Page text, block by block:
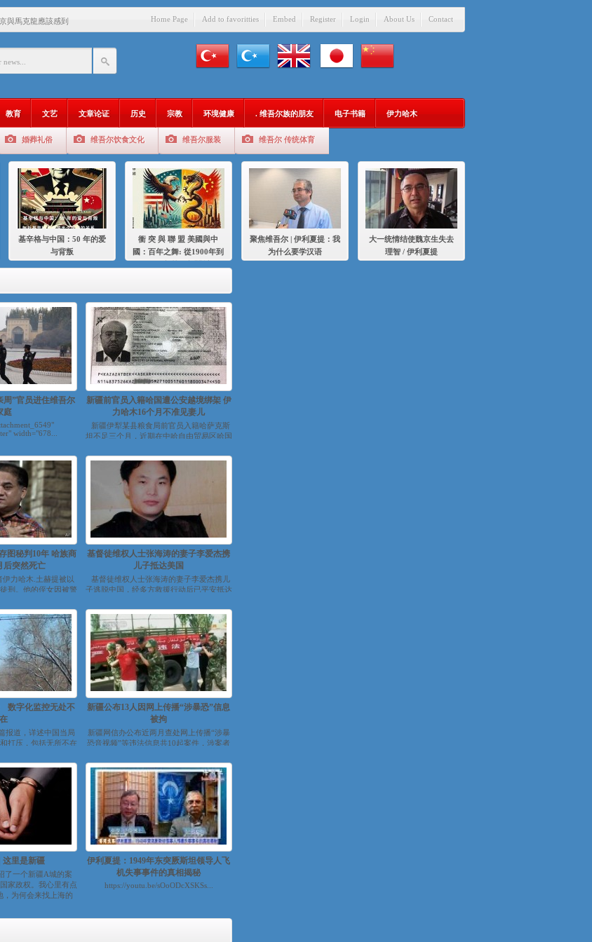
與馬克龍應該感到
汉语
提
Home Page Add to favoritties Embed Register Login About Us Contact
教育 文艺 文章论证 历史 宗教 环境健康 . 维吾尔族的朋友 电子书籍 伊力哈木
婚葬礼俗 维吾尔饮食文化 维吾尔服装 维吾尔 传统体育
基辛格与中国：50 年的爱
与背叛
衝 突 與 聯 盟 美國與中
國：百年之舞: 從1900年到
聚焦维吾尔 | 伊利夏提：我
为什么要学汉语
大一统情结使魏京生失去
理智 / 伊利夏提
周”官员进住维吾尔
庭
width="678...
新疆前官员入籍哈国遭公安越境绑架 伊
力哈木16个月不准见妻儿
新疆伊犁某县粮食局前官员入籍哈萨克斯
坦不足三个月，近期在中哈自由贸易区哈国
图秘判10年 哈族商
后突然死亡
力哈木.土赫提被以
刑。他的侄女因被警
基督徒维权人士张海涛的妻子李爱杰携
儿子抵达美国
基督徒维权人士张海涛的妻子李爱杰携儿
子逃脱中国，经多方救援行动后已平安抵达
数字化监控无处不
在
报道，详述中国当局
打压，包括无所不在
新疆公布13人因网上传播“涉暴恐”信息
被拘
新疆网信办公布近两月查处网上传播“涉暴
恐音视频”等违法信息共10起案件，涉案者
这里是新疆
了一个新疆A城的案
家政权。我心里有点
，为何会来找上海的
伊利夏提：1949年东突厥斯坦领导人飞
机失事事件的真相揭秘
https://youtu.be/sOoODcXSKSs...